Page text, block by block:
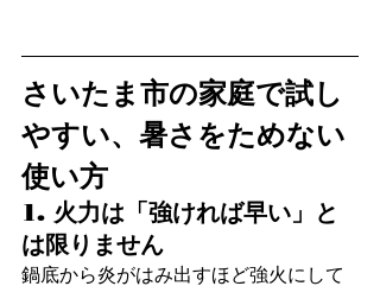
さいたま市の家庭で試し
やすい、暑さをためない
使い方
1. 火力は「強ければ早い」と
は限りません
鍋底から炎がはみ出すほど強火にして